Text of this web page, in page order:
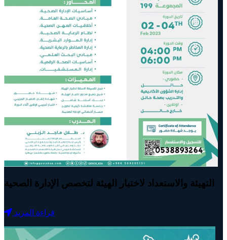
التهيئة والاستعداد لاختبار الهيئة لتخصص الإدارة الصحية
قراءة المزيد